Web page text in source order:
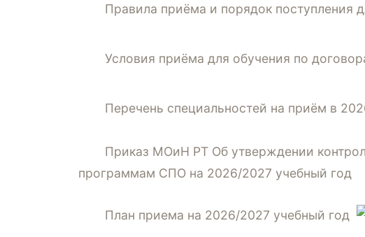
Правила приёма и порядок поступления
Условия приёма для обучения по
Перечень специальностей на приём в
Приказ МОиН РТ Об утверждении
программам СПО на 2026/2027 учебный год
План приема на 2026/2027 учебный год